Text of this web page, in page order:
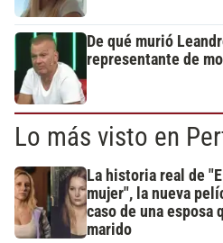
De qué murió
representante de
Lo más visto en
La historia real de
mujer", la nueva
caso de una esposa
marido